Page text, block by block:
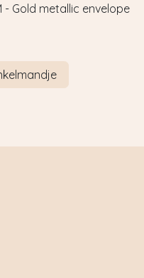
- Gold metallic envelope